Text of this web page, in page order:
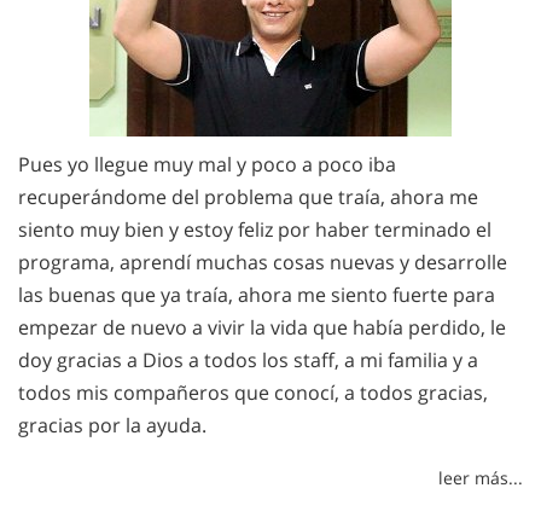
Pues yo llegue muy mal y poco a poco iba
recuperándome del problema que traía, ahora me
siento muy bien y estoy feliz por haber terminado el
programa, aprendí muchas cosas nuevas y desarrolle
las buenas que ya traía, ahora me siento fuerte para
empezar de nuevo a vivir la vida que había perdido, le
doy gracias a Dios a todos los staff, a mi familia y a
todos mis compañeros que conocí, a todos gracias,
gracias por la ayuda.
leer más...